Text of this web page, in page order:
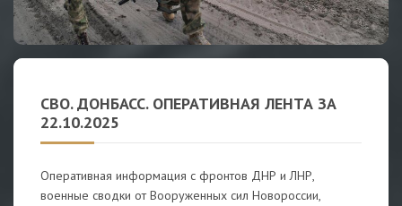
СВО. ДОНБАСС. ОПЕРАТИВНАЯ ЛЕНТА ЗА
22.10.2025
Оперативная информация с фронтов ДНР и ЛНР,
военные сводки от Вооруженных сил Новороссии,